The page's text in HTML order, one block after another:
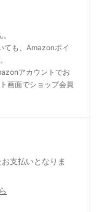
ても、Amazonポイ
アカウントでお
画面でショップ会員
支払いとなりま